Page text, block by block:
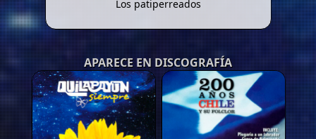
Los patiperreados
APARECE EN DISCOGRAFÍA